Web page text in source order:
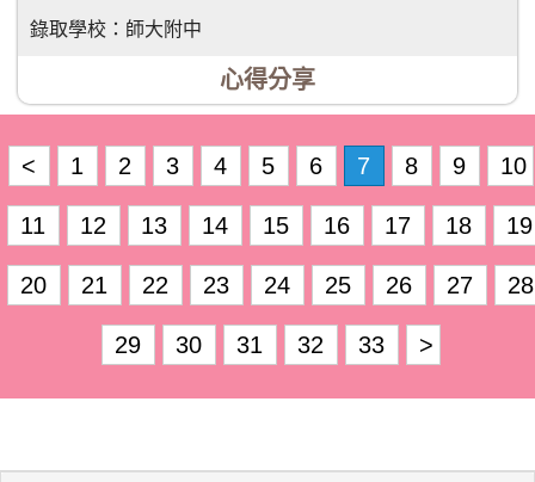
錄取學校： 師大附中
心得分享
< 1 2 3 4 5 6 7 8 9 10
11 12 13 14 15 16 17 18 19
20 21 22 23 24 25 26 27 28
29 30 31 32 33 >